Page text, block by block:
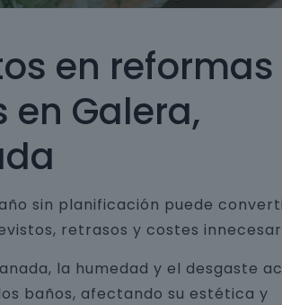
en
en Galera,
sin planificación puede
retrasos y costes
la humedad y el desgaste
baños, afectando su estética y